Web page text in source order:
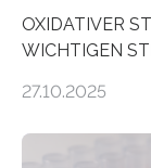
OXIDATIVER
WICHTIGEN
aus dem
im Journal
27.10.2025